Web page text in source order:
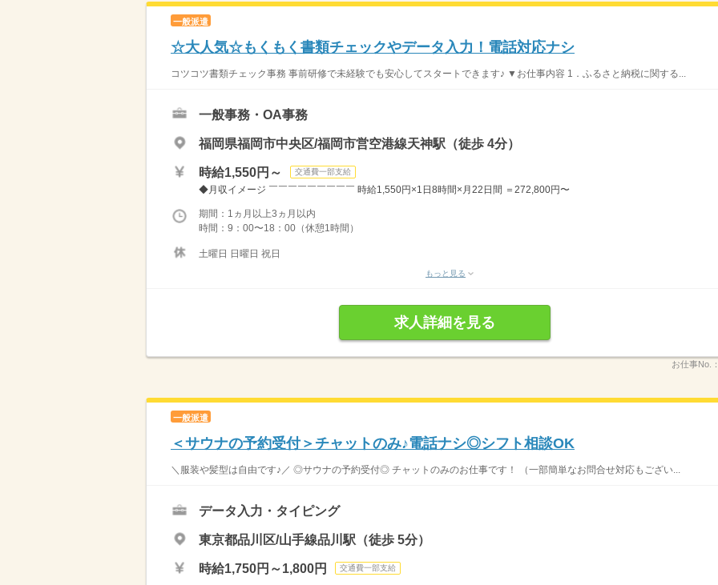
一般派遣
☆大人気☆もくもく書類チェックやデータ入力！電話対応ナシ
コツコツ書類チェック事務 事前研修で未経験でも安心してスタートできます♪ ▼お仕事内容 1．ふるさと納税に関する...
一般事務・OA事務
福岡県福岡市中央区/福岡市営空港線天神駅（徒歩 4分）
時給1,550円～ 交通費一部支給
◆月収イメージ ￣￣￣￣￣￣￣￣￣ 時給1,550円×1日8時間×月22日間 ＝272,800円〜
期間：1ヵ月以上3ヵ月以内
時間：9：00〜18：00（休憩1時間）
土曜日 日曜日 祝日
もっと見る
求人詳細を見る
お仕事No.：
一般派遣
＜サウナの予約受付＞チャットのみ♪電話ナシ◎シフト相談OK
＼服装や髪型は自由です♪／ ◎サウナの予約受付◎ チャットのみのお仕事です！ （一部簡単なお問合せ対応もござい...
データ入力・タイピング
東京都品川区/山手線品川駅（徒歩 5分）
時給1,750円～1,800円 交通費一部支給